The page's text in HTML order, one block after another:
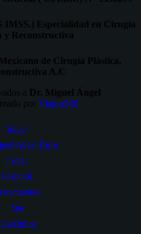
IMSS.) Especialidad en Cirugía
y Reconstructiva
de Cirugía Plástica,
A.C
a Dr. Miguel Ángel
por Vision360
Inicio
Angel Parra
Facial
Corporal
Spa
Online